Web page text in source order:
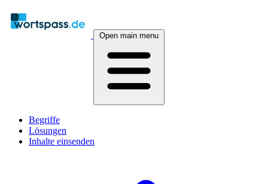
Open main menu
Begriffe
Lösungen
Inhalte einsenden